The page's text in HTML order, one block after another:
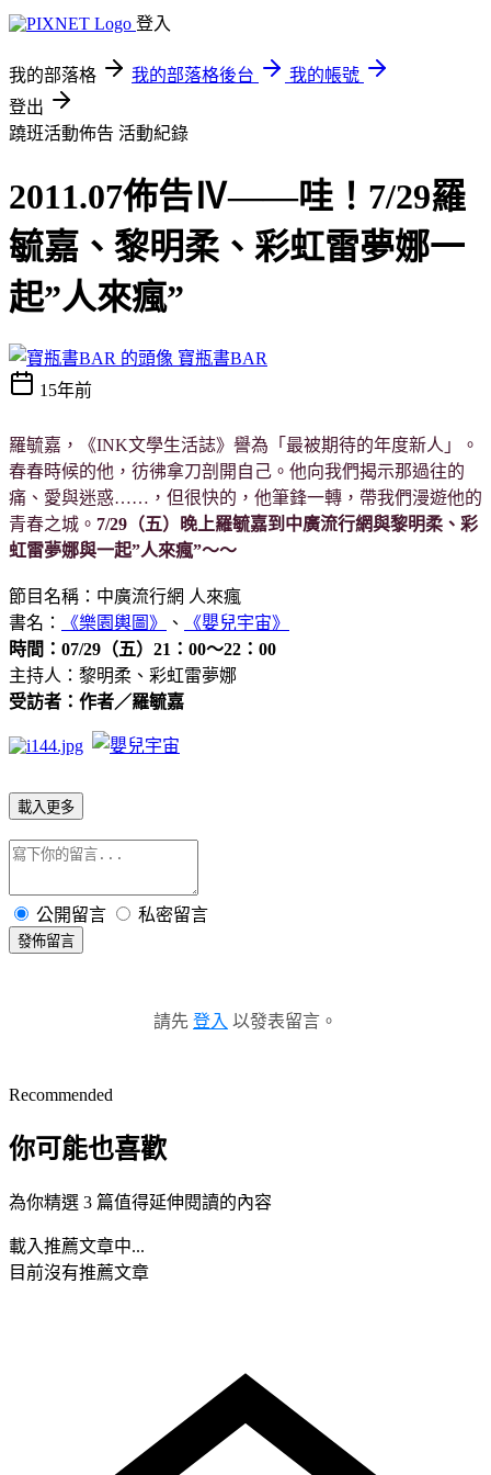
登入
我的部落格 我的部落格後台
我的帳號
登出
蹺班活動佈告 活動紀錄
2011.07佈告Ⅳ——哇！7/29羅
毓嘉、黎明柔、彩虹雷夢娜一
起”人來瘋”
寶瓶書BAR
15年前
羅毓嘉，《INK文學生活誌》譽為「最被期待的年度新人」。
春春時候的他，彷彿拿刀剖開自己。他向我們揭示那過往的
痛、愛與迷惑……，但很快的，他筆鋒一轉，帶我們漫遊他的
青春之城。 7/29（五）晚上羅毓嘉到中廣流行網與黎明柔、彩
虹雷夢娜與一起”人來瘋”～～
節目名稱：中廣流行網 人來瘋
書名：
《樂園輿圖》 、
《嬰兒宇宙》
時間：07/29（五）21：00～22：00
主持人：黎明柔、彩虹雷夢娜
受訪者：作者／羅毓嘉
載入更多
公開留言 私密留言
發佈留言
請先 登入 以發表留言。
Recommended
你可能也喜歡
為你精選 3 篇值得延伸閱讀的內容
載入推薦文章中...
目前沒有推薦文章